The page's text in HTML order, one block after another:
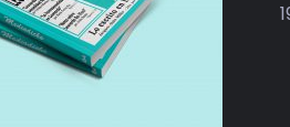
DETALLES